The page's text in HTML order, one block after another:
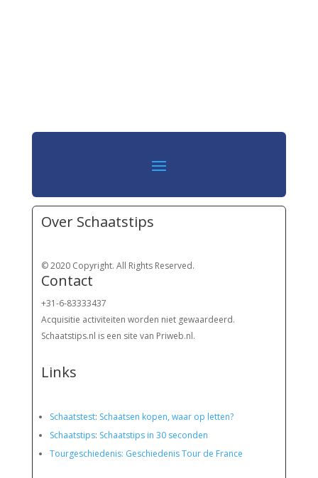
Over Schaatstips
© 2020 Copyright. All Rights Reserved.
Contact
+31-6-83333437
Acquisitie activiteiten worden niet gewaardeerd.
Schaatstips.nl is een site van Priweb.nl.
Links
Schaatstest: Schaatsen kopen, waar op letten?
Schaatstips: Schaatstips in 30 seconden
Tourgeschiedenis: Geschiedenis Tour de France